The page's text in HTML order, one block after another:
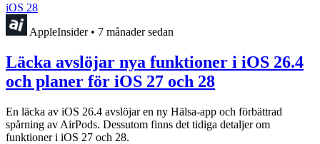
iOS 28
AppleInsider • 7 månader sedan
Läcka avslöjar nya funktioner i iOS 26.4
och planer för iOS 27 och 28
En läcka av iOS 26.4 avslöjar en ny Hälsa-app och förbättrad
spårning av AirPods. Dessutom finns det tidiga detaljer om
funktioner i iOS 27 och 28.